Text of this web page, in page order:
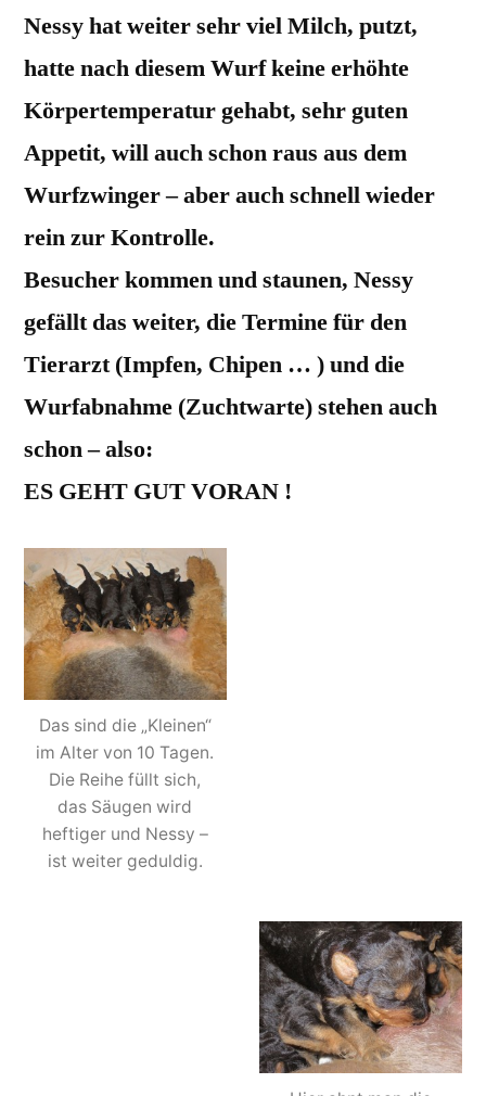
Nessy hat weiter sehr viel Milch, putzt,
hatte nach diesem Wurf keine erhöhte
Körpertemperatur gehabt, sehr guten
Appetit, will auch schon raus aus dem
Wurfzwinger – aber auch schnell wieder
rein zur Kontrolle.
Besucher kommen und staunen, Nessy
gefällt das weiter, die Termine für den
Tierarzt (Impfen, Chipen … ) und die
Wurfabnahme (Zuchtwarte) stehen auch
schon – also:
ES GEHT GUT VORAN !
Das sind die „Kleinen“
im Alter von 10 Tagen.
Die Reihe füllt sich,
das Säugen wird
heftiger und Nessy –
ist weiter geduldig.